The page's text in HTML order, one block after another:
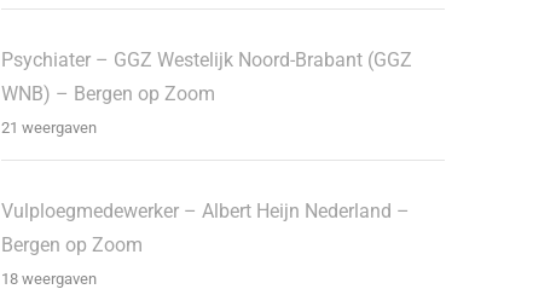
Psychiater – GGZ Westelijk Noord-Brabant (GGZ
WNB) – Bergen op Zoom
21 weergaven
Vulploegmedewerker – Albert Heijn Nederland –
Bergen op Zoom
18 weergaven